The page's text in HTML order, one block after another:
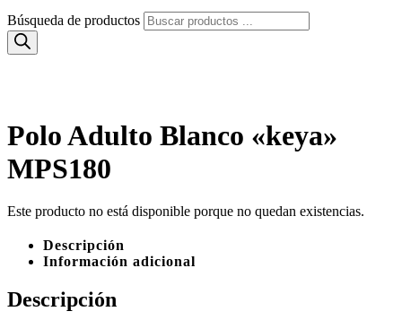
Búsqueda de productos
Polo Adulto Blanco «keya»
MPS180
Este producto no está disponible porque no quedan existencias.
Descripción
Información adicional
Descripción